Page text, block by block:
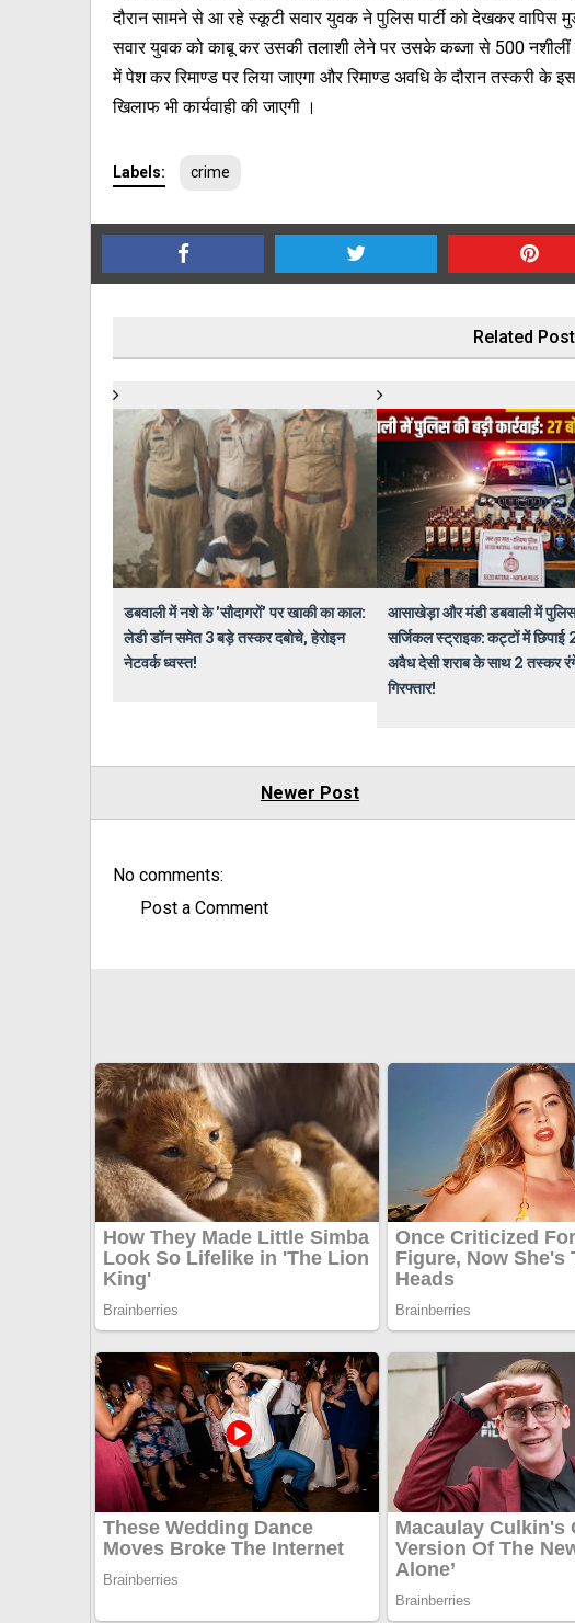
दौरान सामने से आ रहे स्कूटी सवार युवक ने पुलिस पार्टी को देखकर
सवार युवक को काबू कर उसकी तलाशी लेने पर उसके कब्जा से 500 नशीलीं
में पेश कर रिमाण्ड पर लिया जाएगा और रिमाण्ड अवधि के दौरान तस्करी
खिलाफ भी कार्यवाही की जाएगी ।
Labels: crime
Related
डबवाली में नशे के 'सौदागरों' पर खाकी का काल:
लेडी डॉन समेत 3 बड़े तस्कर दबोचे, हेरोइन
नेटवर्क ध्वस्त!
आसाखेड़ा और मंडी डबवाली में
सर्जिकल स्ट्राइक: कट्टों में छिपाई
अवैध देसी शराब के साथ 2 तस्कर
गिरफ्तार!
Newer Post
No comments:
Post a Comment